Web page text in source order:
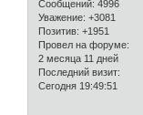
Сообщений: 4996
Уважение: +3081
Позитив: +1951
Провел на форуме:
2 месяца 11 дней
Последний визит:
Сегодня 19:49:51